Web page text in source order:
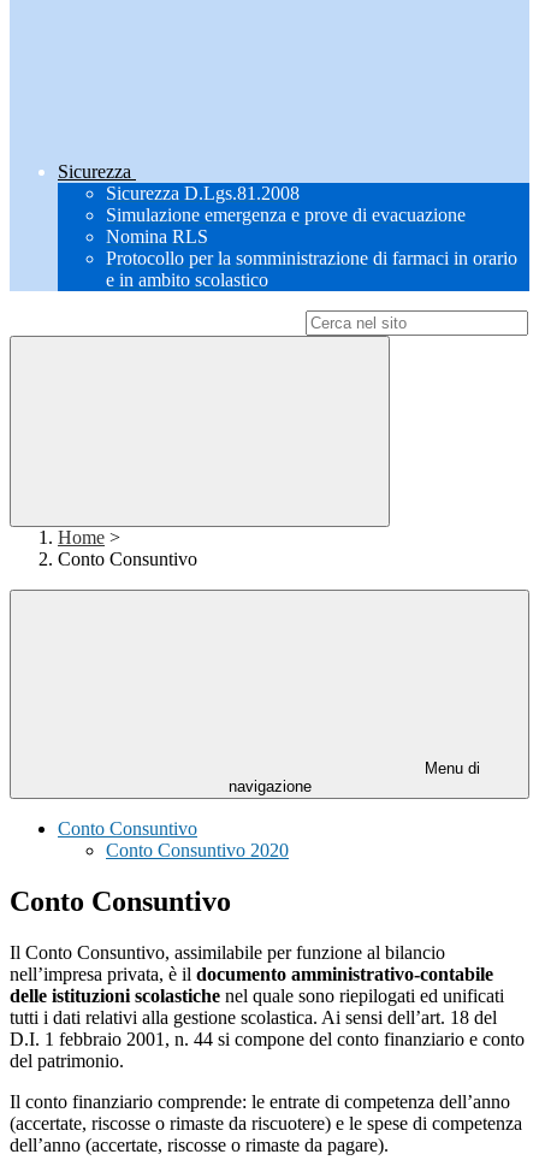
Sicurezza
Sicurezza D.Lgs.81.2008
Simulazione emergenza e prove di evacuazione
Nomina RLS
Protocollo per la somministrazione di farmaci in orario
e in ambito scolastico
Home >
Conto Consuntivo
Menu di
navigazione
Conto Consuntivo
Conto Consuntivo 2020
Conto Consuntivo
Il Conto Consuntivo, assimilabile per funzione al bilancio
nell’impresa privata, è il documento amministrativo-contabile
delle istituzioni scolastiche nel quale sono riepilogati ed unificati
tutti i dati relativi alla gestione scolastica. Ai sensi dell’art. 18 del
D.I. 1 febbraio 2001, n. 44 si compone del conto finanziario e conto
del patrimonio.
Il conto finanziario comprende: le entrate di competenza dell’anno
(accertate, riscosse o rimaste da riscuotere) e le spese di competenza
dell’anno (accertate, riscosse o rimaste da pagare).